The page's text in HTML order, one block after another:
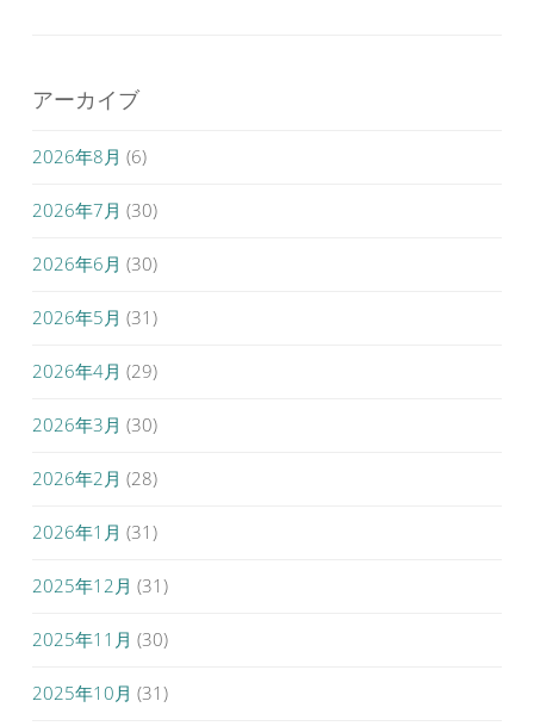
アーカイブ
2026年8月 (6)
2026年7月 (30)
2026年6月 (30)
2026年5月 (31)
2026年4月 (29)
2026年3月 (30)
2026年2月 (28)
2026年1月 (31)
2025年12月 (31)
2025年11月 (30)
2025年10月 (31)